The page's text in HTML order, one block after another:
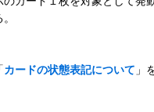
カードの状態表記について 」